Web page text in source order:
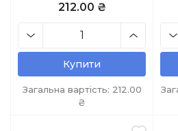
212.00 ₴
Купити
Загальна вартість: 212.00
₴